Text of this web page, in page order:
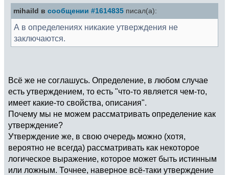
mihaild в сообщении #1614835 писал(а):
А в определениях никакие утверждения не
заключаются.
Всё же не соглашусь. Определение, в любом случае
есть утверждением, то есть "что-то является чем-то,
имеет какие-то свойства, описания".
Почему мы не можем рассматривать определение как
утверждение?
Утверждение же, в свою очередь можно (хотя,
вероятно не всегда) рассматривать как некоторое
логическое выражение, которое может быть истинным
или ложным. Точнее, наверное всё-таки утверждение